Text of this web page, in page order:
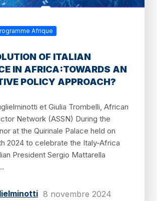
Afrique
OF ITALIAN
IN AFRICA:TOWARDS AN
POLICY APPROACH?
et Giulia Trombelli, African
Network (ASSN) During the
at the Quirinale Palace held on
2024 to celebrate the Italy-Africa
President Sergio Mattarella
8 novembre 2024